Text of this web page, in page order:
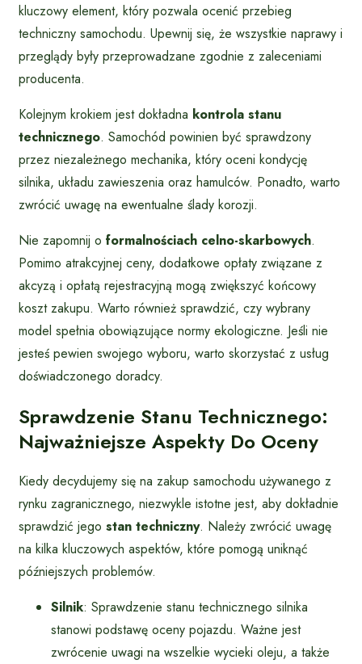
kluczowy element, który pozwala ocenić przebieg
techniczny samochodu. Upewnij się, że wszystkie naprawy i
przeglądy były przeprowadzane zgodnie z zaleceniami
producenta.
Kolejnym krokiem jest dokładna kontrola stanu
technicznego. Samochód powinien być sprawdzony
przez niezależnego mechanika, który oceni kondycję
silnika, układu zawieszenia oraz hamulców. Ponadto, warto
zwrócić uwagę na ewentualne ślady korozji.
Nie zapomnij o formalnościach celno-skarbowych.
Pomimo atrakcyjnej ceny, dodatkowe opłaty związane z
akcyzą i opłatą rejestracyjną mogą zwiększyć końcowy
koszt zakupu. Warto również sprawdzić, czy wybrany
model spełnia obowiązujące normy ekologiczne. Jeśli nie
jesteś pewien swojego wyboru, warto skorzystać z usług
doświadczonego doradcy.
Sprawdzenie Stanu Technicznego:
Najważniejsze Aspekty Do Oceny
Kiedy decydujemy się na zakup samochodu używanego z
rynku zagranicznego, niezwykle istotne jest, aby dokładnie
sprawdzić jego stan techniczny. Należy zwrócić uwagę
na kilka kluczowych aspektów, które pomogą uniknąć
późniejszych problemów.
Silnik: Sprawdzenie stanu technicznego silnika
stanowi podstawę oceny pojazdu. Ważne jest
zwrócenie uwagi na wszelkie wycieki oleju, a także